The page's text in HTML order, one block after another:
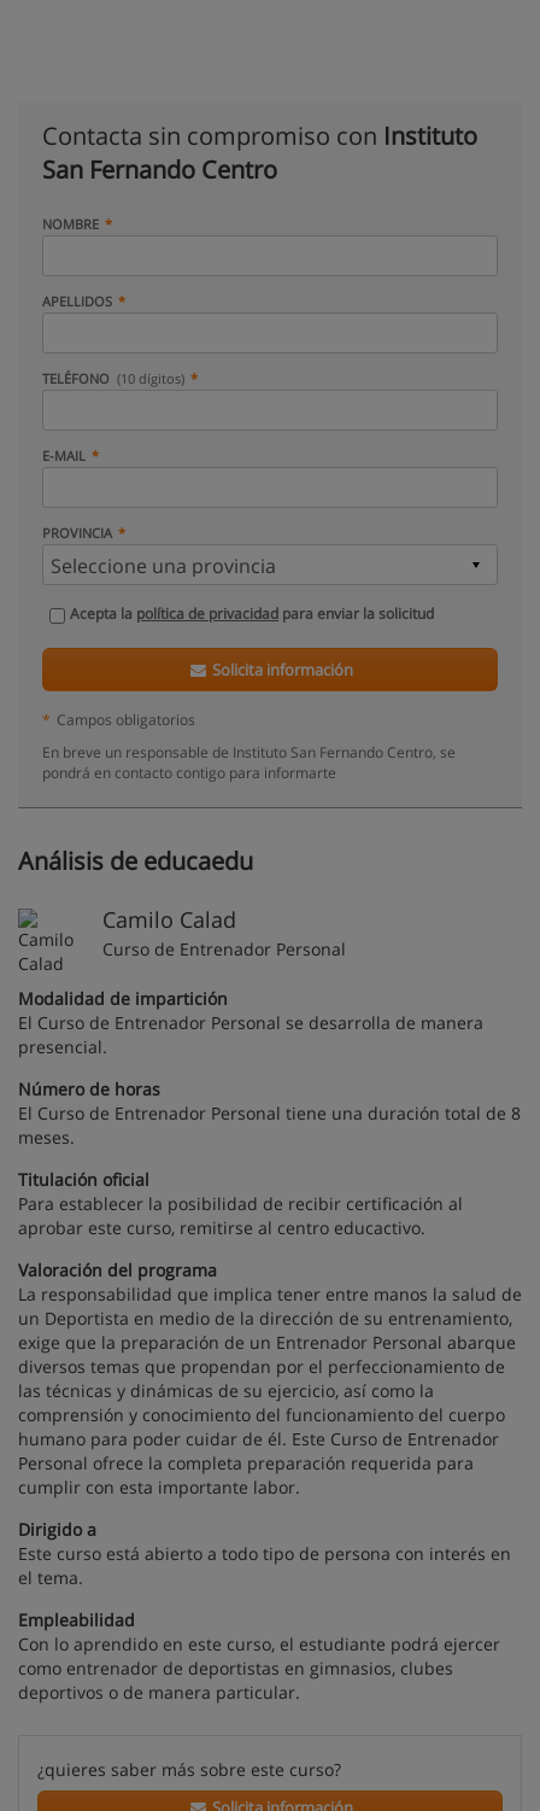
Contacta sin compromiso con Instituto
San Fernando Centro
NOMBRE
APELLIDOS
TELÉFONO (10 dígitos)
E-MAIL
PROVINCIA
Acepta la política de privacidad para enviar la solicitud
Solicita información
* Campos obligatorios
En breve un responsable de Instituto San Fernando Centro, se
pondrá en contacto contigo para informarte
Análisis de educaedu
Camilo Calad
Curso de Entrenador Personal
Modalidad de impartición
El Curso de Entrenador Personal se desarrolla de manera
presencial.
Número de horas
El Curso de Entrenador Personal tiene una duración total de 8
meses.
Titulación oficial
Para establecer la posibilidad de recibir certificación al
aprobar este curso, remitirse al centro educactivo.
Valoración del programa
La responsabilidad que implica tener entre manos la salud de
un Deportista en medio de la dirección de su entrenamiento,
exige que la preparación de un Entrenador Personal abarque
diversos temas que propendan por el perfeccionamiento de
las técnicas y dinámicas de su ejercicio, así como la
comprensión y conocimiento del funcionamiento del cuerpo
humano para poder cuidar de él. Este Curso de Entrenador
Personal ofrece la completa preparación requerida para
cumplir con esta importante labor.
Dirigido a
Este curso está abierto a todo tipo de persona con interés en
el tema.
Empleabilidad
Con lo aprendido en este curso, el estudiante podrá ejercer
como entrenador de deportistas en gimnasios, clubes
deportivos o de manera particular.
¿quieres saber más sobre este curso?